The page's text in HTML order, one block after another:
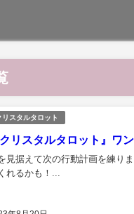
リスタルタロット
クリスタルタロット』ワ
見据えて次の行動計画を練り
れるかも！...